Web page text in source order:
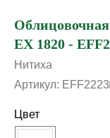
EX 1820 -
Нитиха
Артикул:
Цвет